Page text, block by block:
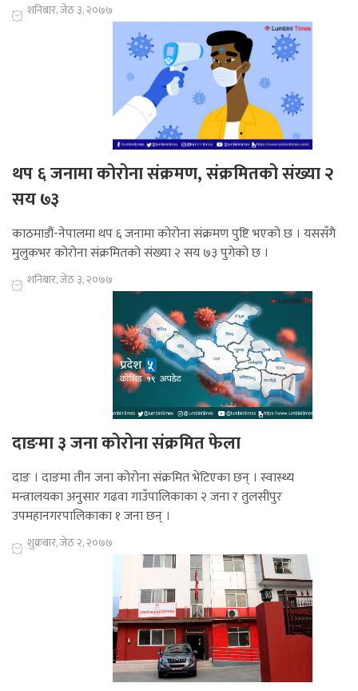
शनिबार, जेठ ३, २०७७
थप ६ जनामा कोरोना संक्रमण, संक्रमितको संख्या २
सय ७३
काठमाडौं-नेपालमा थप ६ जनामा कोरोना संक्रमण पुष्टि भएको छ । यससँगै
मुलुकभर कोरोना संक्रमितको संख्या २ सय ७३ पुगेको छ ।
शनिबार, जेठ ३, २०७७
दाङमा ३ जना कोरोना संक्रमित फेला
दाङ । दाङमा तीन जना कोरोना संक्रमित भेटिएका छन् । स्वास्थ्य
मन्त्रालयका अनुसार गढवा गाउँपालिकाका २ जना र तुलसीपुर
उपमहानगरपालिकाका १ जना छन् ।
शुक्रबार, जेठ २, २०७७